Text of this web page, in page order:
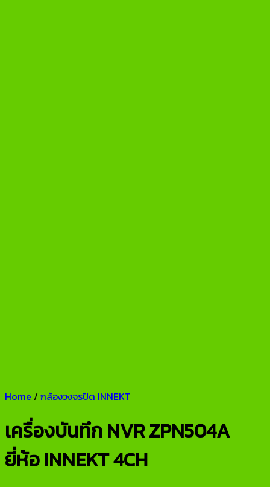
Home / กล้องวงจรปิด INNEKT
เครื่องบันทึก NVR ZPN504A
ยี่ห้อ INNEKT 4CH